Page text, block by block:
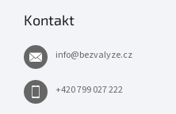
Kontakt
info@bezvalyze.cz
+420 799 027 222